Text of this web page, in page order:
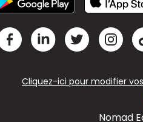
Cliquez-ici pour modifier
Nomad